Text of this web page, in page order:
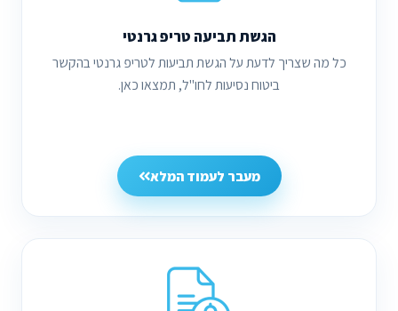
הגשת תביעה טריפ גרנטי
כל מה שצריך לדעת על הגשת תביעות לטריפ גרנטי בהקשר
ביטוח נסיעות לחו"ל, תמצאו כאן.
מעבר לעמוד המלא